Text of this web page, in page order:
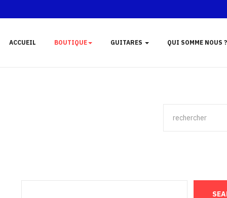
ACCUEIL BOUTIQUE GUITARES QUI SOMME NOUS ?